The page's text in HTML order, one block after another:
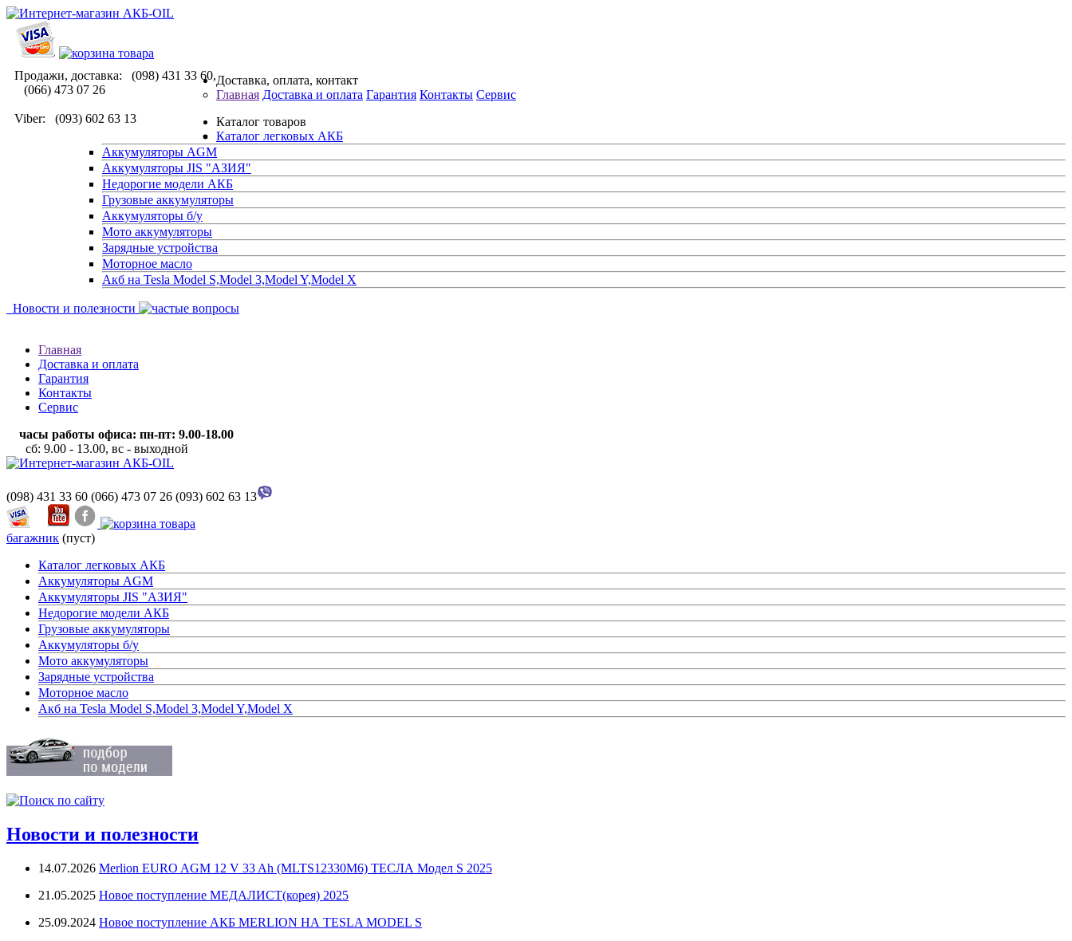
Продажи, доставка: (098) 431 33 60,
(066) 473 07 26
Viber: (093) 602 63 13
Доставка, оплата, контакт
Главная Доставка и оплата Гарантия Контакты Сервис
Каталог товаров
Каталог легковых АКБ
Аккумуляторы AGM
Аккумуляторы JIS "АЗИЯ"
Недорогие модели АКБ
Грузовые аккумуляторы
Аккумуляторы б/у
Мото аккумуляторы
Зарядные устройства
Моторное масло
Акб на Tesla Model S,Model 3,Model Y,Model X
Новости и полезности
Главная
Доставка и оплата
Гарантия
Контакты
Сервис
часы работы офиса: пн-пт: 9.00-18.00
сб: 9.00 - 13.00, вс - выходной
(098) 431 33 60 (066) 473 07 26 (093) 602 63 13
багажник (пуст)
Каталог легковых АКБ
Аккумуляторы AGM
Аккумуляторы JIS "АЗИЯ"
Недорогие модели АКБ
Грузовые аккумуляторы
Аккумуляторы б/у
Мото аккумуляторы
Зарядные устройства
Моторное масло
Акб на Tesla Model S,Model 3,Model Y,Model X
Новости и полезности
14.07.2026 Merlion EURO AGM 12 V 33 Ah (MLTS12330M6) ТЕСЛА Модел S 2025
21.05.2025 Новое поступление МЕДАЛИСТ(корея) 2025
25.09.2024 Новое поступление АКБ MERLION НА TESLA MODEL S